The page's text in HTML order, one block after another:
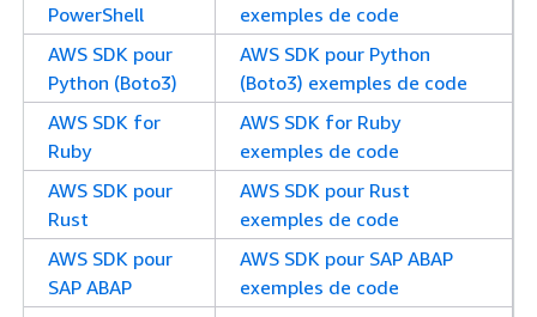
PowerShell
exemples de code
AWS SDK pour
Python (Boto3)
AWS SDK pour Python
(Boto3) exemples de code
AWS SDK for
Ruby
AWS SDK for Ruby
exemples de code
AWS SDK pour
Rust
AWS SDK pour Rust
exemples de code
AWS SDK pour
SAP ABAP
AWS SDK pour SAP ABAP
exemples de code